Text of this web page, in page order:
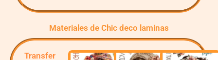
Materiales de Chic deco laminas
Transfer